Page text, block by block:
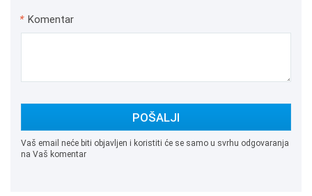
* Komentar
POŠALJI
Vaš email neće biti objavljen i koristiti će se samo u svrhu odgovaranja
na Vaš komentar